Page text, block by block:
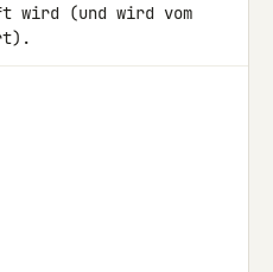
wird (und wird vom